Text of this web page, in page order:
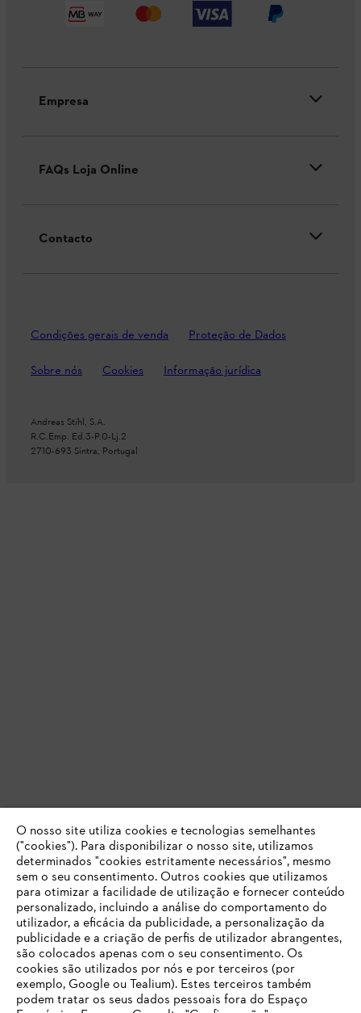
Empresa
FAQs Loja Online
Contacto
Condições gerais de venda Proteção de Dados
Sobre nós Cookies Informação jurídica
Andreas Stihl, S.A.
R.C.Emp. Ed.3-P.0-Lj.2
2710-693 Sintra, Portugal
O nosso site utiliza cookies e tecnologias semelhantes
("cookies"). Para disponibilizar o nosso site, utilizamos
determinados "cookies estritamente necessários", mesmo
sem o seu consentimento. Outros cookies que utilizamos
para otimizar a facilidade de utilização e fornecer conteúdo
personalizado, incluindo a análise do comportamento do
utilizador, a eficácia da publicidade, a personalização da
publicidade e a criação de perfis de utilizador abrangentes,
são colocados apenas com o seu consentimento. Os
cookies são utilizados por nós e por terceiros (por
exemplo, Google ou Tealium). Estes terceiros também
podem tratar os seus dados pessoais fora do Espaço